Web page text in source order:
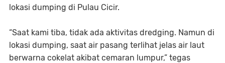
lokasi dumping di Pulau Cicir.
“Saat kami tiba, tidak ada aktivitas dredging. Namun di
lokasi dumping, saat air pasang terlihat jelas air laut
berwarna cokelat akibat cemaran lumpur,” tegas